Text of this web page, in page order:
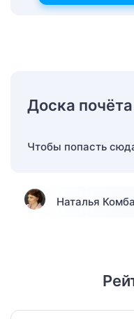
Доска почёта
Чтобы попасть
Наталья